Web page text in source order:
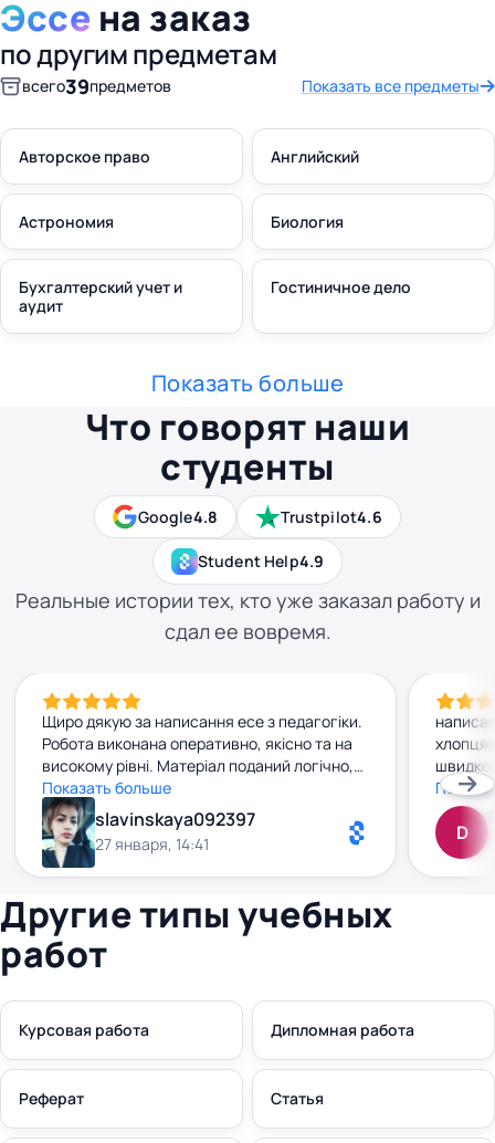
Эссе на заказ
по другим предметам
всего39предметов Показать все предметы
Авторское право Английский
Астрономия Биология
Бухгалтерский учет и
аудит
Гостиничное дело
Показать больше
Google4.8 Trustpilot4.6
Student Help4.9
Что говорят наши
студенты
Реальные истории тех, кто уже заказал работу и
сдал ее вовремя.
Щиро дякую за написання есе з педагогіки.
Робота виконана оперативно, якісно та на
високому рівні. Матеріал поданий логічно,
грамотно й змістовно, тема розкрита
повністю. Вікторія продемонструвала
відповідальний підхід,педагогічну
компетентність і уважність до деталей.
Результатом повністю задоволена.
Показать больше
slavinskaya092397
27 января, 14:41
добу
чітко
D
Другие типы учебных
работ
Курсовая работа Дипломная работа
Реферат Статья